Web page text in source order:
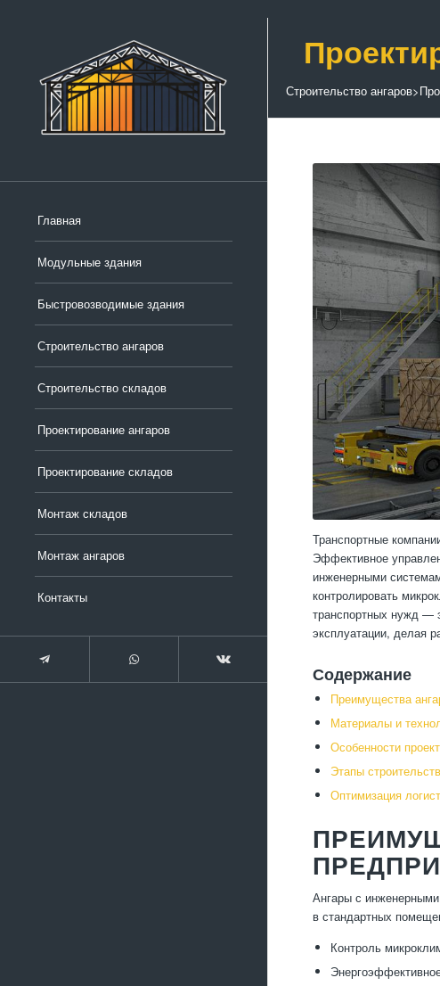
Главная
Модульные здания
Быстровозводимые здания
Строительство ангаров
Строительство складов
Проектирование ангаров
Проектирование складов
Монтаж складов
Монтаж ангаров
Контакты
Строительство ангаров>
Транспортные
Эффективное
инженерными
контролировать
транспортных нужд —
эксплуатации, делая
Содержание
Преимущества
Материалы и
Особенности
Этапы
Оптимизация
Ангары с
в стандартных
Контроль